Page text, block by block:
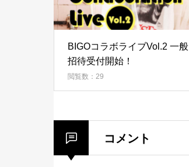
BIGOコラボライブVol.2 一般
招待受付開始！
閲覧数：29
コメント